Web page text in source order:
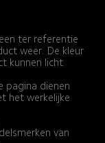
ter referentie
weer. De kleur
kunnen licht
pagina dienen
het werkelijke
van